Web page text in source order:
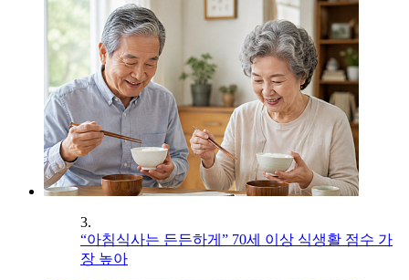
3.
“아침식사는 든든하게” 70세 이상 식생활 점수 가
장 높아